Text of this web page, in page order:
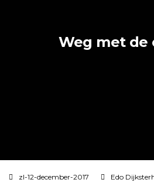
Weg met de
zl-12-december-2017 Edo